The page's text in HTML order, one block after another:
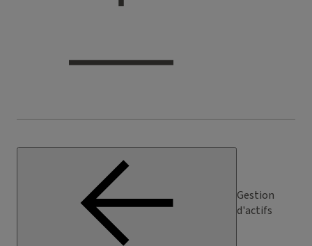
Gestion
d'actifs